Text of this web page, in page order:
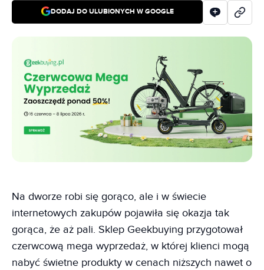
DODAJ DO ULUBIONYCH W GOOGLE
Na dworze robi się gorąco, ale i w świecie
internetowych zakupów pojawiła się okazja tak
gorąca, że aż pali. Sklep Geekbuying przygotował
czerwcową mega wyprzedaż, w której klienci mogą
nabyć świetne produkty w cenach niższych nawet o